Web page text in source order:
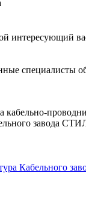
интересующий
специалисты
кабельно-
завода